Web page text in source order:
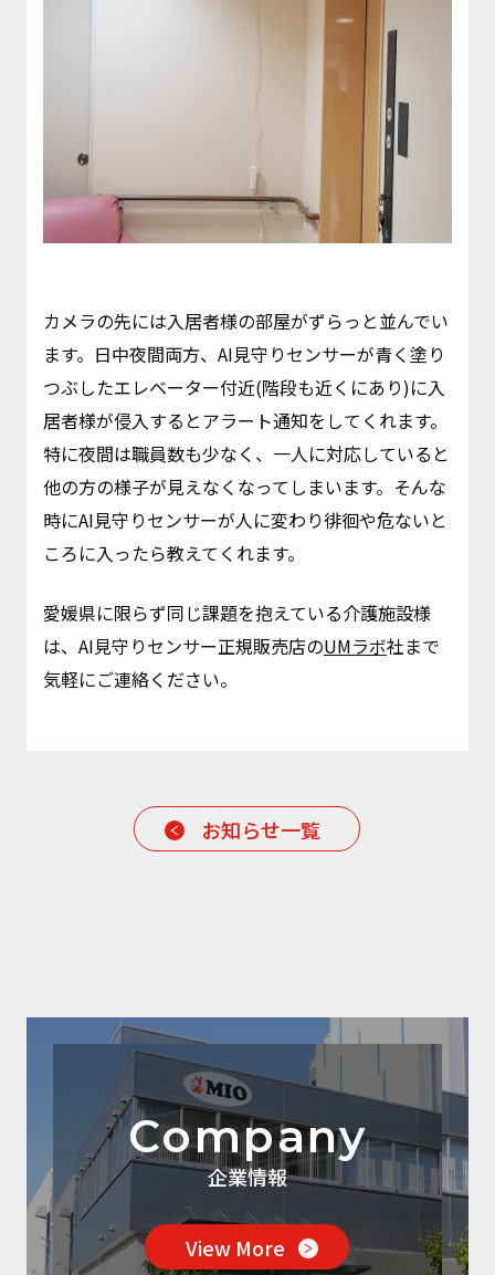
カメラの先には入居者様の部屋がずらっと並んでい
ます。日中夜間両方、AI見守りセンサーが青く塗り
つぶしたエレベーター付近(階段も近くにあり)に入
居者様が侵入するとアラート通知をしてくれます。
特に夜間は職員数も少なく、一人に対応していると
他の方の様子が見えなくなってしまいます。そんな
時にAI見守りセンサーが人に変わり徘徊や危ないと
ころに入ったら教えてくれます。
愛媛県に限らず同じ課題を抱えている介護施設様
は、AI見守りセンサー正規販売店のUMラボ社まで
気軽にご連絡ください。
お知らせ一覧
Company
企業情報
View More